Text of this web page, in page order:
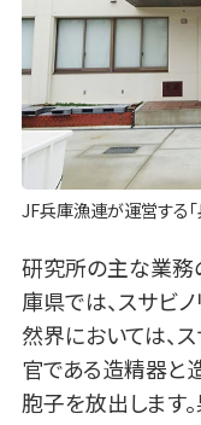
JF兵庫漁連が運営する「
研究所の主な業務
庫県では、スサビ
然界においては、
官である造精器と
胞子を放出します